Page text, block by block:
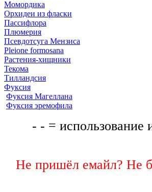
Момордика
Орхидеи из фласки
Пассифлора
Плюмерия
Псевдотсуга Мензиса
Pleione formosana
Растения-хищники
Текома
Тилландсия
Фуксия
Фуксия Магеллана
Фуксия эремофила
- - = использование
Не пришёл емайл? Не